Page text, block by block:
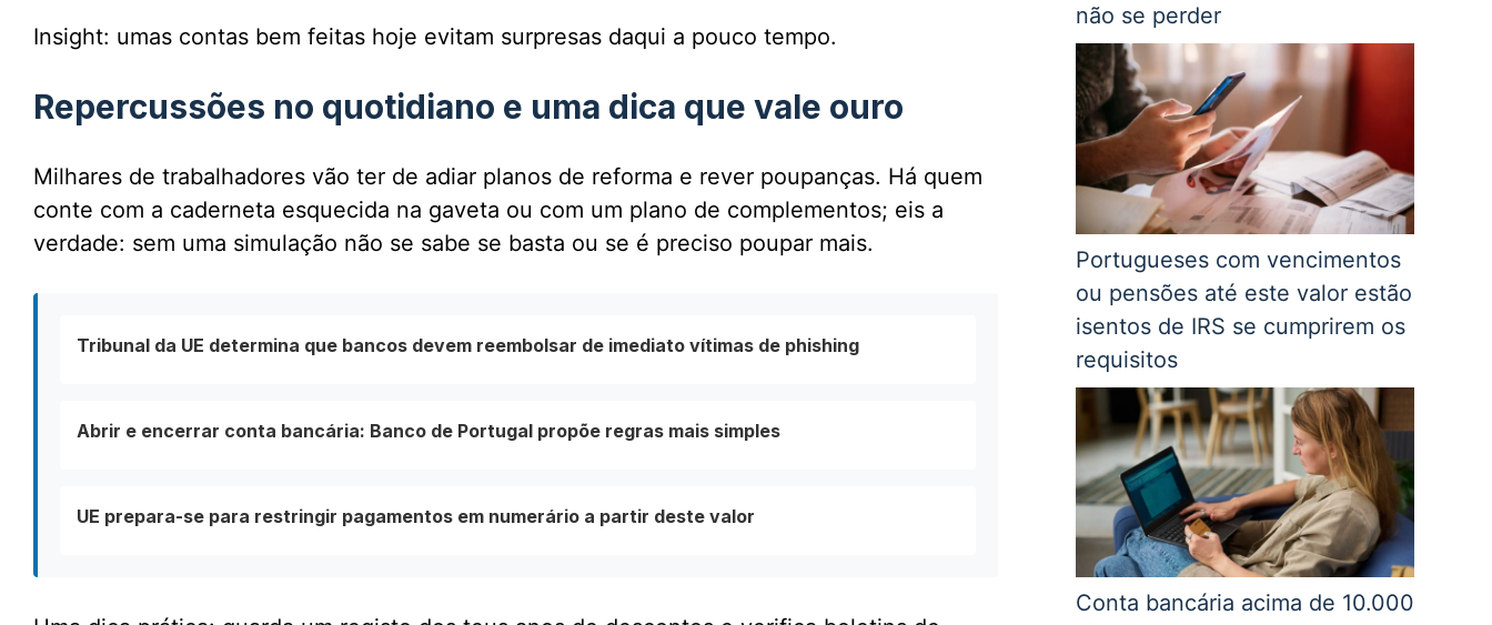
Insight: umas contas bem feitas hoje evitam surpresas daqui a pouco tempo.
Repercussões no quotidiano e uma dica que vale ouro
Milhares de trabalhadores vão ter de adiar planos de reforma e rever poupanças. Há quem
conte com a caderneta esquecida na gaveta ou com um plano de complementos; eis a
verdade: sem uma simulação não se sabe se basta ou se é preciso poupar mais.
Tribunal da UE determina que bancos devem reembolsar de imediato vítimas de phishing
Abrir e encerrar conta bancária: Banco de Portugal propõe regras mais simples
UE prepara-se para restringir pagamentos em numerário a partir deste valor
não se perder
Portugueses com vencimentos
ou pensões até este valor estão
isentos de IRS se cumprirem os
requisitos
Conta bancária acima de 10.000